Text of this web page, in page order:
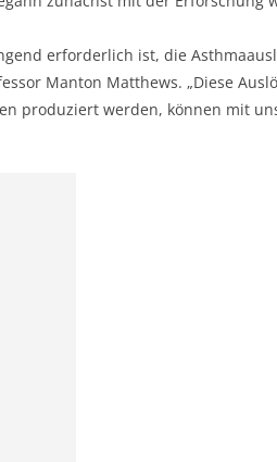
erforderlich ist, die
Manton Matthews. „Diese
produziert werden, können mit